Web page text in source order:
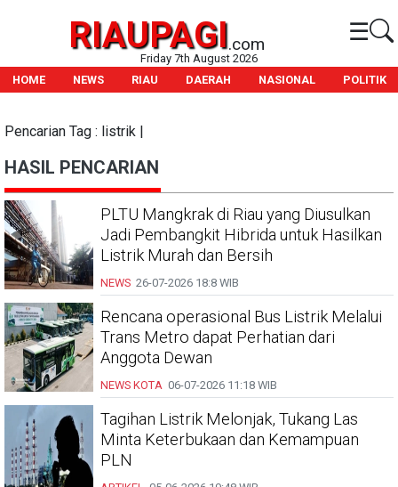
RIAUPAGI.com ☰
Friday 7th August 2026
HOME
NEWS RIAU DAERAH NASIONAL POLITIK
Pencarian Tag : listrik |
HASIL PENCARIAN
PLTU Mangkrak di Riau yang Diusulkan
Jadi Pembangkit Hibrida untuk Hasilkan
Listrik Murah dan Bersih
NEWS 26-07-2026 18:8 WIB
Rencana operasional Bus Listrik Melalui
Trans Metro dapat Perhatian dari
Anggota Dewan
NEWS KOTA 06-07-2026 11:18 WIB
Tagihan Listrik Melonjak, Tukang Las
Minta Keterbukaan dan Kemampuan
PLN